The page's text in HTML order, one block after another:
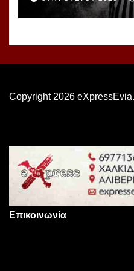
Copyright 2026
Επικοινωνία